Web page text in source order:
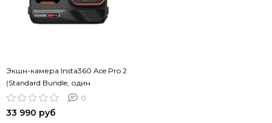
Экшн-камера Insta360 Ace Pro 2
(Standard Bundle, один
аккумулятор)
0
33 990 руб